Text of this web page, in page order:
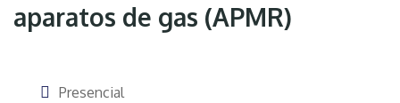
aparatos de gas (APMR)
Presencial